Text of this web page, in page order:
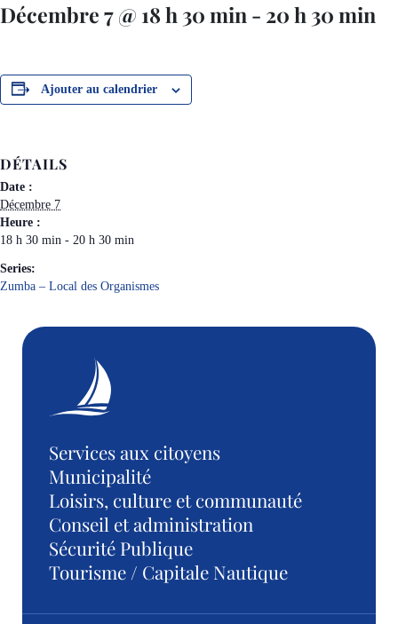
Décembre 7 @ 18 h 30 min - 20 h 30 min
Ajouter au calendrier
DÉTAILS
Date :
Décembre 7
Heure :
18 h 30 min - 20 h 30 min
Series:
Zumba – Local des Organismes
Services aux citoyens
Municipalité
Loisirs, culture et communauté
Conseil et administration
Sécurité Publique
Tourisme / Capitale Nautique